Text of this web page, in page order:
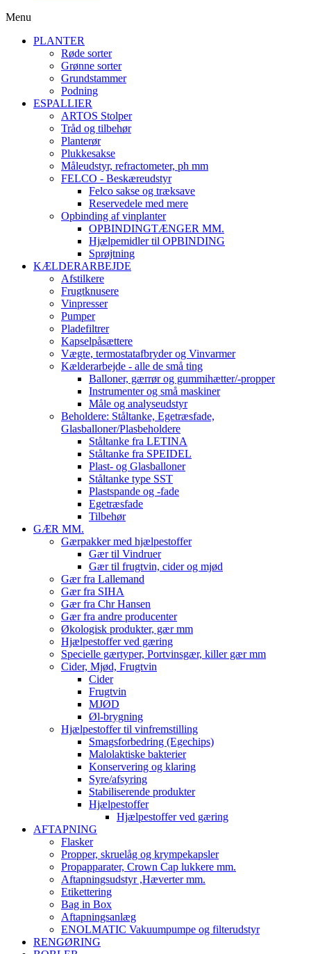
Menu
PLANTER
Røde sorter
Grønne sorter
Grundstammer
Podning
ESPALLIER
ARTOS Stolper
Tråd og tilbehør
Planterør
Plukkesakse
Måleudstyr, refractometer, ph mm
FELCO - Beskæreudstyr
Felco sakse og træksave
Reservedele med mere
Opbinding af vinplanter
OPBINDINGTÆNGER MM.
Hjælpemidler til OPBINDING
Sprøjtning
KÆLDERARBEJDE
Afstilkere
Frugtknusere
Vinpresser
Pumper
Pladefiltrer
Kapselpåsættere
Vægte, termostatafbryder og Vinvarmer
Kælderarbejde - alle de små ting
Balloner, gærrør og gummihætter/-propper
Instrumenter og små maskiner
Måle og analyseudstyr
Beholdere: Ståltanke, Egetræsfade,
Glasballoner/Plasbeholdere
Ståltanke fra LETINA
Ståltanke fra SPEIDEL
Plast- og Glasballoner
Ståltanke type SST
Plastspande og -fade
Egetræsfade
Tilbehør
GÆR MM.
Gærpakker med hjælpestoffer
Gær til Vindruer
Gær til frugtvin, cider og mjød
Gær fra Lallemand
Gær fra SIHA
Gær fra Chr Hansen
Gær fra andre producenter
Økologisk produkter, gær mm
Hjælpestoffer ved gæring
Specielle gærtyper, Portvinsgær, killer gær mm
Cider, Mjød, Frugtvin
Cider
Frugtvin
MJØD
Øl-brygning
Hjælpestoffer til vinfremstilling
Smagsforbedring (Egechips)
Malolaktiske bakterier
Konservering og klaring
Syre/afsyring
Stabiliserende produkter
Hjælpestoffer
Hjælpestoffer ved gæring
AFTAPNING
Flasker
Propper, skruelåg og krympekapsler
Propapparater, Crown Cap lukkere mm.
Aftapningsudstyr ,Hæverter mm.
Etikettering
Bag in Box
Aftapningsanlæg
ENOLMATIC Vakuumpumpe og filterudstyr
RENGØRING